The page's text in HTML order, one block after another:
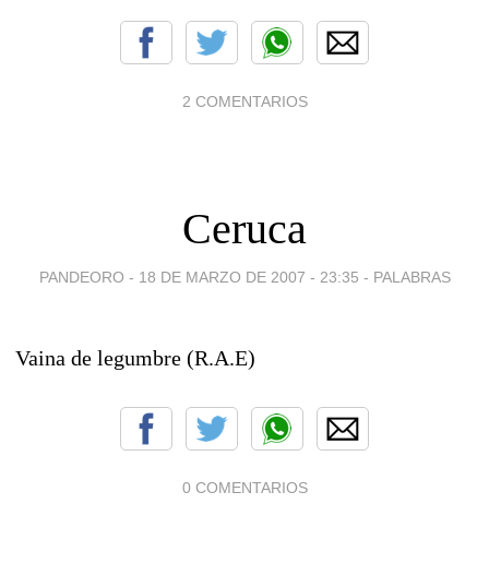
2 COMENTARIOS
Ceruca
PANDEORO - 18 DE MARZO DE 2007 - 23:35 - PALABRAS
Vaina de legumbre (R.A.E)
0 COMENTARIOS